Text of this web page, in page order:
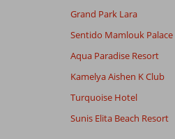
Grand Park Lara
Sentido Mamlouk Palace
Aqua Paradise Resort
Kamelya Aishen K Club
Turquoise Hotel
Sunis Elita Beach Resort